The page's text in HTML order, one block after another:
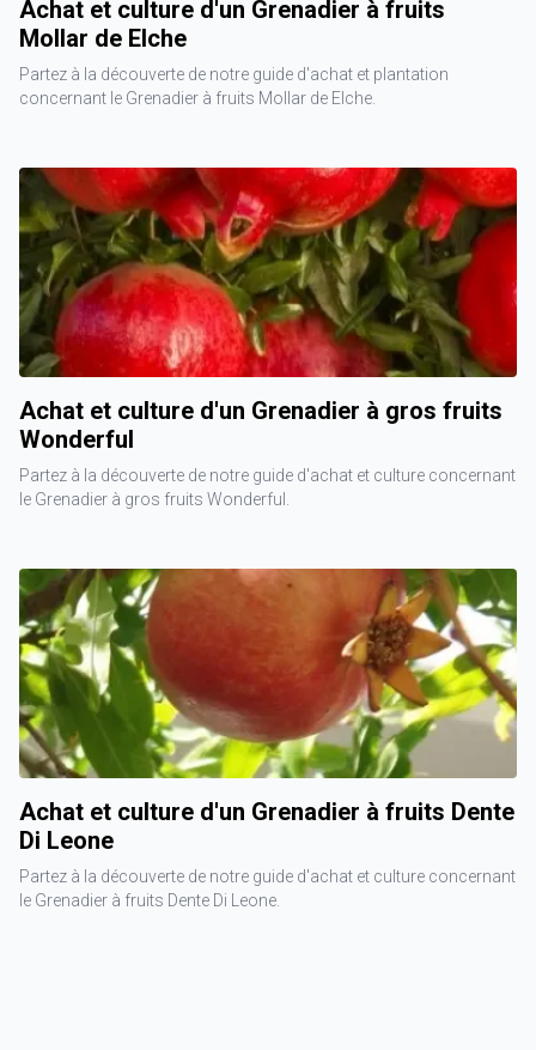
Achat et culture d'un Grenadier à fruits
Mollar de Elche
Partez à la découverte de notre guide d'achat et plantation
concernant le Grenadier à fruits Mollar de Elche.
Achat et culture d'un Grenadier à gros fruits
Wonderful
Partez à la découverte de notre guide d'achat et culture concernant
le Grenadier à gros fruits Wonderful.
Achat et culture d'un Grenadier à fruits Dente
Di Leone
Partez à la découverte de notre guide d'achat et culture concernant
le Grenadier à fruits Dente Di Leone.